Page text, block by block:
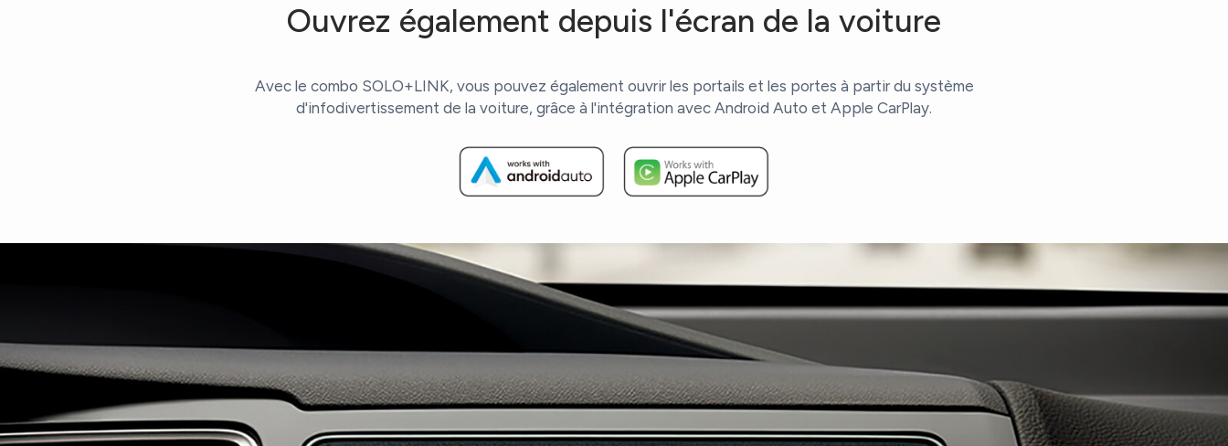
Ouvrez également depuis l'écran de la voiture
Avec le combo SOLO+LINK, vous pouvez également ouvrir les portails et les portes à partir du système
d'infodivertissement de la voiture, grâce à l'intégration avec Android Auto et Apple CarPlay.